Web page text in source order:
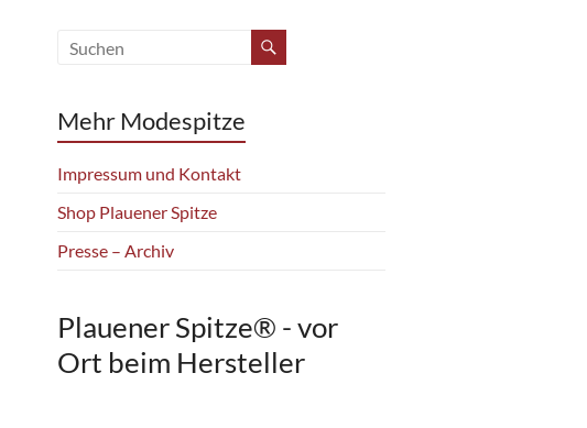
Mehr Modespitze
Impressum und Kontakt
Shop Plauener Spitze
Presse – Archiv
Plauener Spitze® - vor
Ort beim Hersteller